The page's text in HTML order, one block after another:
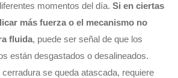
momentos del día. Si en ciertas
más fuerza o el mecanismo no
fluida, puede ser señal de que los
están desgastados o desalineados.
se queda atascada, requiere